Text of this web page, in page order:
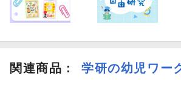
関連商品 ： 学研の幼児ワー